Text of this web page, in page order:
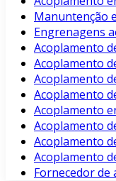
Manuntenção
Engrenagens
Acoplamento
Acoplamento
Acoplamento
Acoplamento
Acoplamento
Acoplamento
Acoplamento
Acoplamento
Fornecedor de